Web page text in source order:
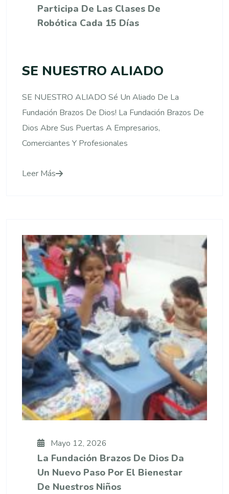
Participa De Las Clases De
Robótica Cada 15 Días
SE NUESTRO ALIADO
SE NUESTRO ALIADO Sé Un Aliado De La
Fundación Brazos De Dios! La Fundación Brazos De
Dios Abre Sus Puertas A Empresarios,
Comerciantes Y Profesionales
Leer Más
Mayo 12, 2026
La Fundación Brazos De Dios Da
Un Nuevo Paso Por El Bienestar
De Nuestros Niños